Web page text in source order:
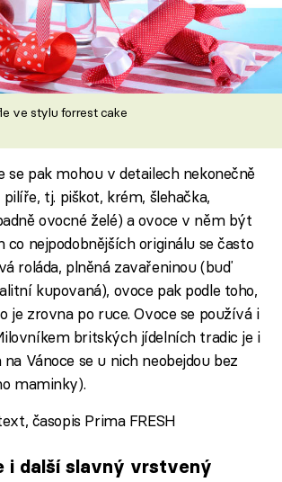
ve stylu forrest cake
se pak mohou v detailech nekonečně
tj. piškot, krém, šlehačka,
ovocné želé) a ovoce v něm být
co nejpodobnějších originálu se často
roláda, plněná zavařeninou (buď
kupovaná), ovoce pak podle toho,
je zrovna po ruce. Ovoce se používá i
britských jídelních tradic je i
Vánoce se u nich neobejdou bez
maminky).
časopis Prima FRESH
i další slavný vrstvený